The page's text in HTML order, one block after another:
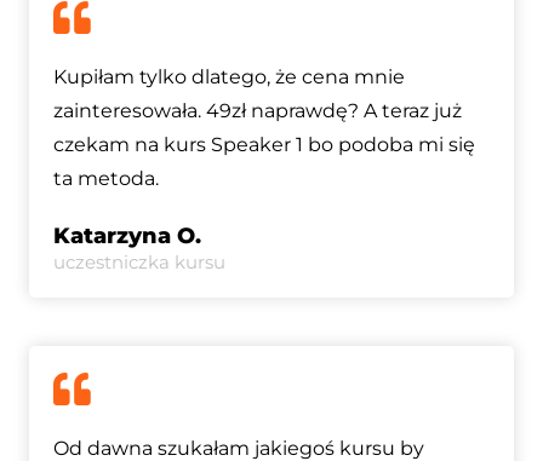
Kupiłam tylko dlatego, że cena mnie
zainteresowała. 49zł naprawdę? A teraz już
czekam na kurs Speaker 1 bo podoba mi się
ta metoda.
Katarzyna O.
uczestniczka kursu
Od dawna szukałam jakiegoś kursu by